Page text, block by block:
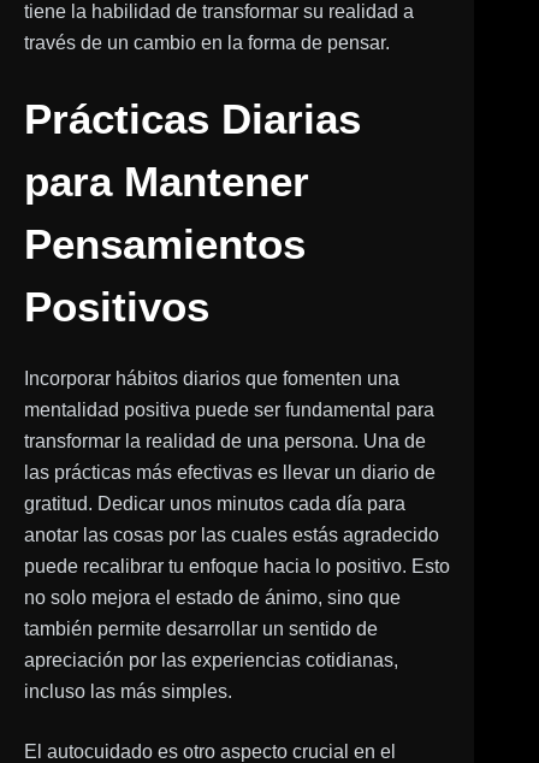
tiene la habilidad de transformar su realidad a
través de un cambio en la forma de pensar.
Prácticas Diarias
para Mantener
Pensamientos
Positivos
Incorporar hábitos diarios que fomenten una
mentalidad positiva puede ser fundamental para
transformar la realidad de una persona. Una de
las prácticas más efectivas es llevar un diario de
gratitud. Dedicar unos minutos cada día para
anotar las cosas por las cuales estás agradecido
puede recalibrar tu enfoque hacia lo positivo. Esto
no solo mejora el estado de ánimo, sino que
también permite desarrollar un sentido de
apreciación por las experiencias cotidianas,
incluso las más simples.
El autocuidado es otro aspecto crucial en el